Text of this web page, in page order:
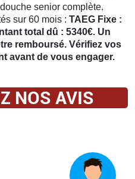
senior complète.
sur 60 mois : TAEG Fixe :
total dû : 5340€. Un
remboursé. Vérifiez vos
avant de vous engager.
NOS AVIS